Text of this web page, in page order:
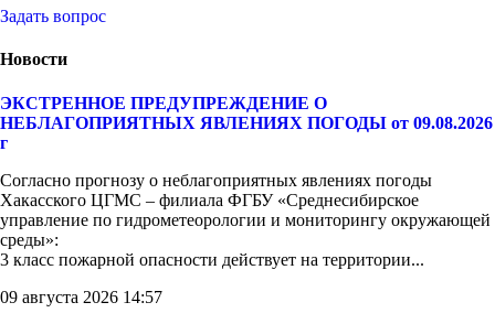
Задать вопрос
Новости
ЭКСТРЕННОЕ ПРЕДУПРЕЖДЕНИЕ О
НЕБЛАГОПРИЯТНЫХ ЯВЛЕНИЯХ ПОГОДЫ от 09.08.2026
г
Согласно прогнозу о неблагоприятных явлениях погоды
Хакасского ЦГМС – филиала ФГБУ «Среднесибирское
управление по гидрометеорологии и мониторингу окружающей
среды»:
3 класс пожарной опасности действует на территории...
09 августа 2026 14:57